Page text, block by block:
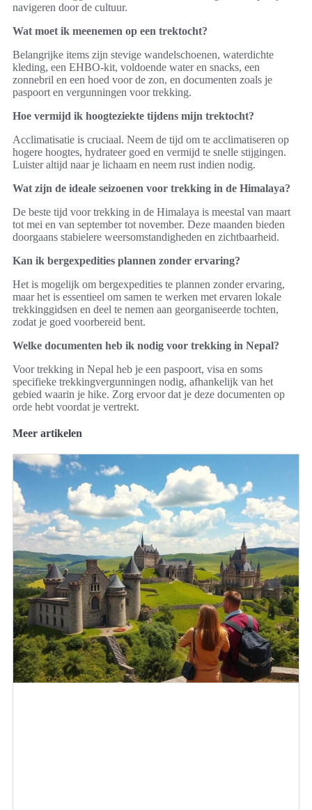
navigeren door de cultuur.
Wat moet ik meenemen op een trektocht?
Belangrijke items zijn stevige wandelschoenen, waterdichte
kleding, een EHBO-kit, voldoende water en snacks, een
zonnebril en een hoed voor de zon, en documenten zoals je
paspoort en vergunningen voor trekking.
Hoe vermijd ik hoogteziekte tijdens mijn trektocht?
Acclimatisatie is cruciaal. Neem de tijd om te acclimatiseren op
hogere hoogtes, hydrateer goed en vermijd te snelle stijgingen.
Luister altijd naar je lichaam en neem rust indien nodig.
Wat zijn de ideale seizoenen voor trekking in de Himalaya?
De beste tijd voor trekking in de Himalaya is meestal van maart
tot mei en van september tot november. Deze maanden bieden
doorgaans stabielere weersomstandigheden en zichtbaarheid.
Kan ik bergexpedities plannen zonder ervaring?
Het is mogelijk om bergexpedities te plannen zonder ervaring,
maar het is essentieel om samen te werken met ervaren lokale
trekkinggidsen en deel te nemen aan georganiseerde tochten,
zodat je goed voorbereid bent.
Welke documenten heb ik nodig voor trekking in Nepal?
Voor trekking in Nepal heb je een paspoort, visa en soms
specifieke trekkingvergunningen nodig, afhankelijk van het
gebied waarin je hike. Zorg ervoor dat je deze documenten op
orde hebt voordat je vertrekt.
Meer artikelen